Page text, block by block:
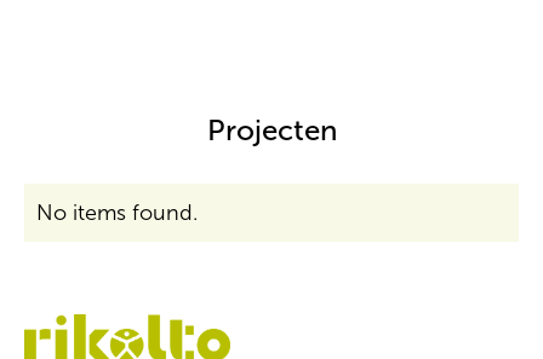
Projecten
No items found.